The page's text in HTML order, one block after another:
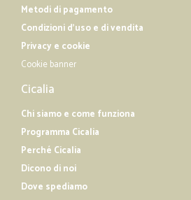
Metodi di pagamento
Condizioni d'uso e di vendita
Privacy e cookie
Cookie banner
Cicalia
Chi siamo e come funziona
Programma Cicalia
Perché Cicalia
Dicono di noi
Dove spediamo